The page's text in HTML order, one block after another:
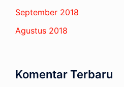
September 2018
Agustus 2018
Komentar Terbaru